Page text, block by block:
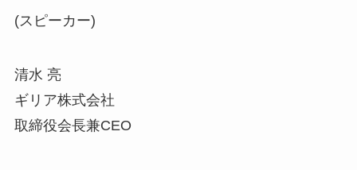
(スピーカー)
清水 亮
ギリア株式会社
取締役会長兼CEO